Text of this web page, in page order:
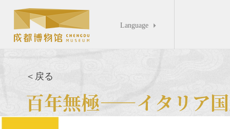
Language 
＜戻る
百年無極――イタリア